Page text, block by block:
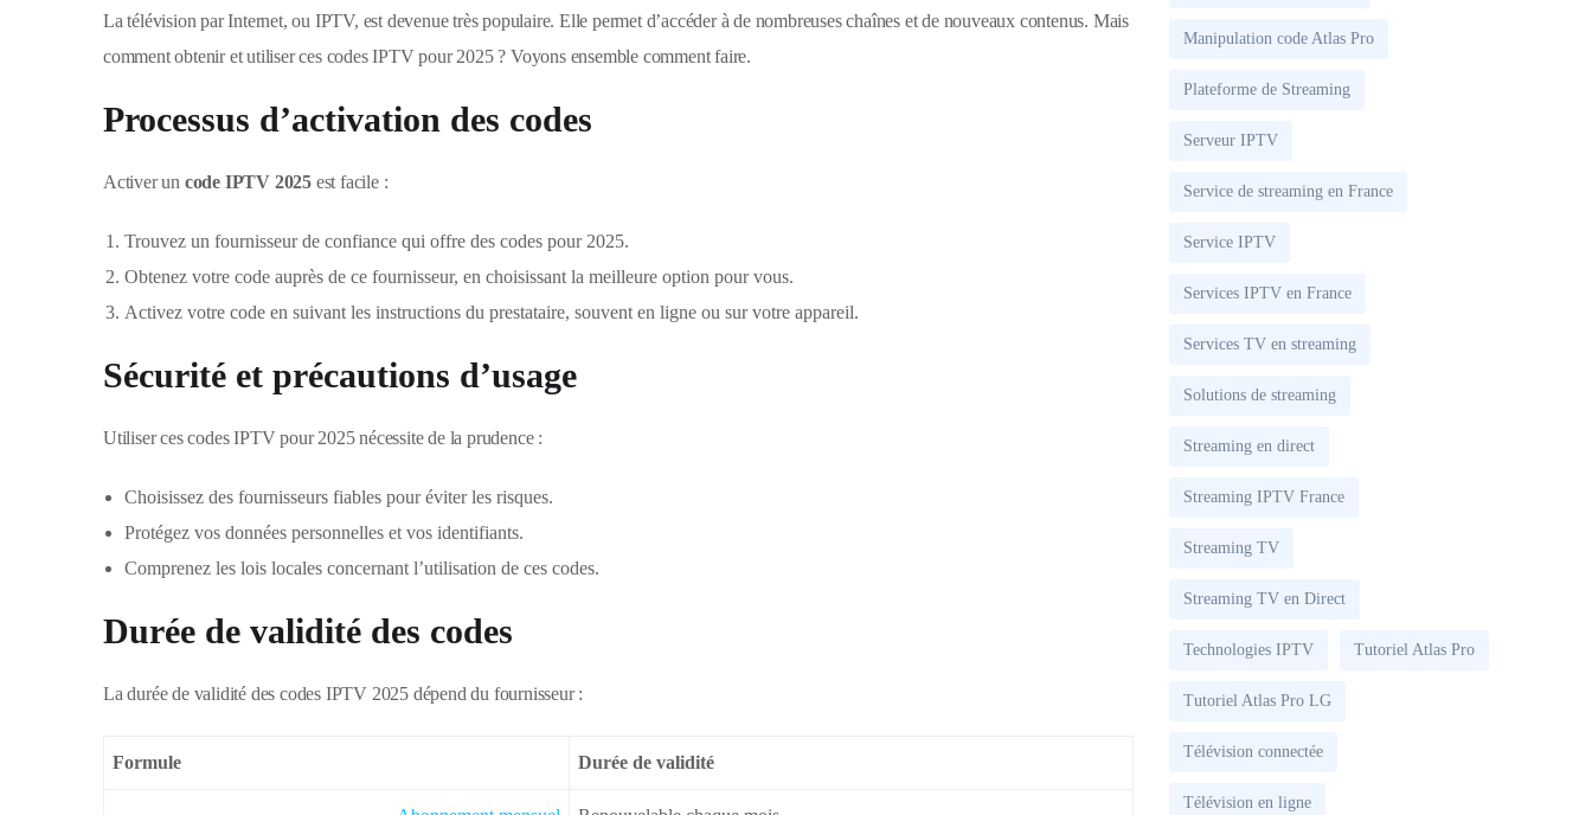
La télévision par Internet, ou IPTV, est devenue très populaire. Elle permet d’accéder à de nombreuses chaînes et de nouveaux contenus. Mais
comment obtenir et utiliser ces codes IPTV pour 2025 ? Voyons ensemble comment faire.
Processus d’activation des codes
Activer un code IPTV 2025 est facile :
Trouvez un fournisseur de confiance qui offre des codes pour 2025.
Obtenez votre code auprès de ce fournisseur, en choisissant la meilleure option pour vous.
Activez votre code en suivant les instructions du prestataire, souvent en ligne ou sur votre appareil.
Sécurité et précautions d’usage
Utiliser ces codes IPTV pour 2025 nécessite de la prudence :
Choisissez des fournisseurs fiables pour éviter les risques.
Protégez vos données personnelles et vos identifiants.
Comprenez les lois locales concernant l’utilisation de ces codes.
Durée de validité des codes
La durée de validité des codes IPTV 2025 dépend du fournisseur :
Formule Durée de validité
Manipulation code Atlas Pro
Plateforme de Streaming
Serveur IPTV
Service de streaming en France
Service IPTV
Services IPTV en France
Services TV en streaming
Solutions de streaming
Streaming en direct
Streaming IPTV France
Streaming TV
Streaming TV en Direct
Technologies IPTV Tutoriel Atlas Pro
Tutoriel Atlas Pro LG
Télévision connectée
Télévision en ligne